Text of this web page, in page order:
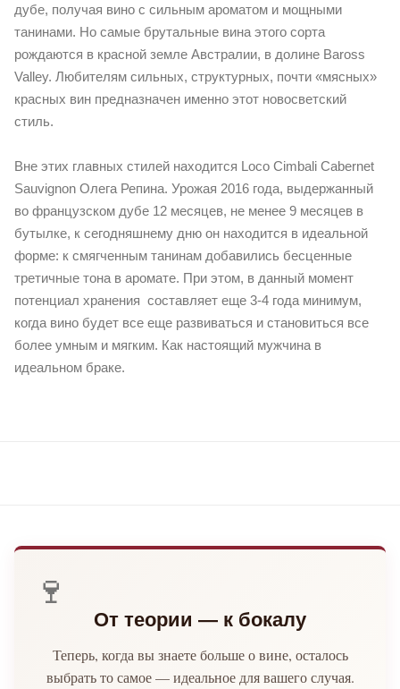
дубе, получая вино с сильным ароматом и мощными
танинами. Но самые брутальные вина этого сорта
рождаются в красной земле Австралии, в долине Baross
Valley. Любителям сильных, структурных, почти «мясных»
красных вин предназначен именно этот новосветский
стиль.
Вне этих главных стилей находится Loco Cimbali Cabernet
Sauvignon Олега Репина. Урожая 2016 года, выдержанный
во французском дубе 12 месяцев, не менее 9 месяцев в
бутылке, к сегодняшнему дню он находится в идеальной
форме: к смягченным танинам добавились бесценные
третичные тона в аромате. При этом, в данный момент
потенциал хранения составляет еще 3-4 года минимум,
когда вино будет все еще развиваться и становиться все
более умным и мягким. Как настоящий мужчина в
идеальном браке.
🍷
От теории — к бокалу
Теперь, когда вы знаете больше о вине, осталось
выбрать то самое — идеальное для вашего случая.